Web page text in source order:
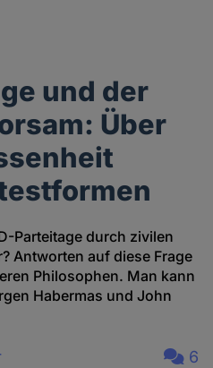
und der
Über
Parteitage durch zivilen
Antworten auf diese Frage
Philosophen. Man kann
Habermas und John
6